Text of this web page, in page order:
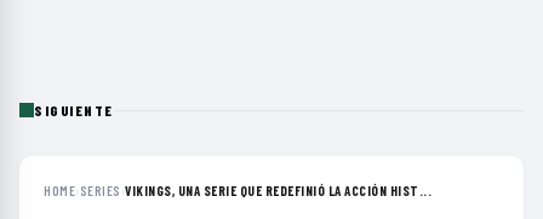
SIGUIENTE
HOME› SERIES ›VIKINGS, UNA SERIE QUE REDEFINIÓ LA ACCIÓN HIST...